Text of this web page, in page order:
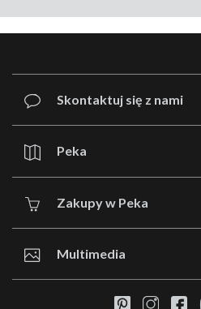
Skontaktuj się z nami
Peka
Zakupy w Peka
Multimedia